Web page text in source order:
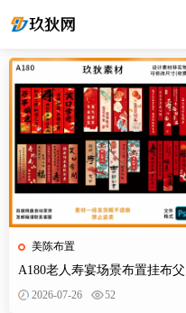
美陈布置
A180老人寿宴场景布置挂布父
母生日装饰寿星60岁帆布条酒
2026-07-26 52